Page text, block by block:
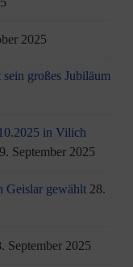
2025
großes Jubiläum
in Vilich
September 2025
Geislar gewählt 28.
September 2025